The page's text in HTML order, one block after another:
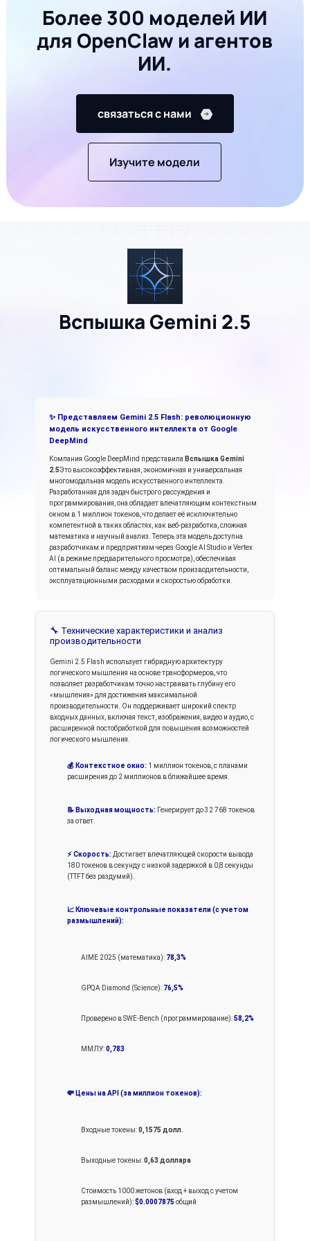
Более 300 моделей ИИ
для OpenClaw и агентов
ИИ.
связаться с нами
Изучите модели
Вспышка Gemini 2.5
✨ Представляем Gemini 2.5 Flash: революционную
модель искусственного интеллекта от Google
DeepMind
Компания Google DeepMind представила Вспышка Gemini
2.5Это высокоэффективная, экономичная и универсальная
многомодальная модель искусственного интеллекта.
Разработанная для задач быстрого рассуждения и
программирования, она обладает впечатляющим контекстным
окном в 1 миллион токенов, что делает её исключительно
компетентной в таких областях, как веб-разработка, сложная
математика и научный анализ. Теперь эта модель доступна
разработчикам и предприятиям через Google AI Studio и Vertex
AI (в режиме предварительного просмотра), обеспечивая
оптимальный баланс между качеством производительности,
эксплуатационными расходами и скоростью обработки.
🔧 Технические характеристики и анализ
производительности
Gemini 2.5 Flash использует гибридную архитектуру
логического мышления на основе трансформеров, что
позволяет разработчикам точно настраивать глубину его
«мышления» для достижения максимальной
производительности. Он поддерживает широкий спектр
входных данных, включая текст, изображения, видео и аудио, с
расширенной постобработкой для повышения возможностей
логического мышления.
💰 Контекстное окно: 1 миллион токенов, с планами
расширения до 2 миллионов в ближайшее время.
📝 Выходная мощность:
Генерирует до 32 768 токенов
за ответ.
⚡ Скорость: Достигает впечатляющей скорости вывода
180 токенов в секунду с низкой задержкой в ​​0,8 секунды
(TTFT без раздумий).
📈 Ключевые контрольные показатели (с учетом
размышлений):
AIME 2025 (математика): 78,3%
GPQA Diamond (Science): 76,5%
Проверено в SWE-Bench (программирование):58,2%
ММЛУ:0,783
💸 Цены на API (за миллион токенов):
Входные токены:0,1575 долл.
Выходные токены:0,63 доллара
Стоимость 1000 жетонов (вход + выход с учетом
размышлений):$0.0007875 общий